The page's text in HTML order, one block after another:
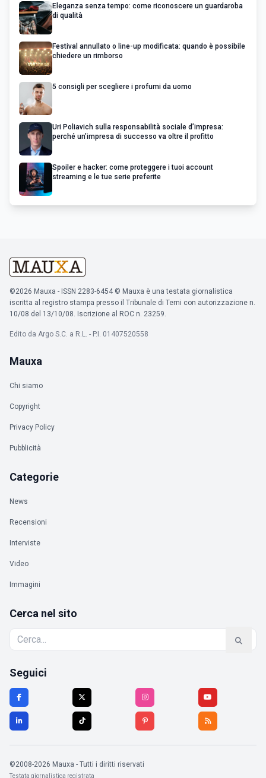
Eleganza senza tempo: come riconoscere un guardaroba
di qualità
Festival annullato o line-up modificata: quando è possibile
chiedere un rimborso
5 consigli per scegliere i profumi da uomo
Uri Poliavich sulla responsabilità sociale d’impresa:
perché un’impresa di successo va oltre il profitto
Spoiler e hacker: come proteggere i tuoi account
streaming e le tue serie preferite
©2026 Mauxa - ISSN 2283-6454 © Mauxa è una testata giornalistica
iscritta al registro stampa presso il Tribunale di Terni con autorizzazione n.
10/08 del 13/10/08. Iscrizione al ROC n. 23259.
Edito da Argo S.C. a R.L. - P.I. 01407520558
Mauxa
Chi siamo
Copyright
Privacy Policy
Pubblicità
Categorie
News
Recensioni
Interviste
Video
Immagini
Cerca nel sito
Seguici
©2008-2026 Mauxa - Tutti i diritti riservati
Testata giornalistica registrata